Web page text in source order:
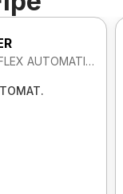
PREMIER 1.2 12V TURBO FLEX AUTOMATICO